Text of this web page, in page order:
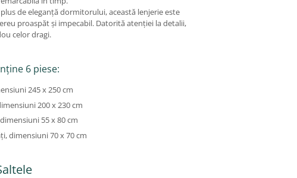
de eleganță dormitorului, această lenjerie este
proaspăt și impecabil. Datorită atenției la detalii,
celor dragi.
6 piese:
245 x 250 cm
200 x 230 cm
55 x 80 cm
dimensiuni 70 x 70 cm